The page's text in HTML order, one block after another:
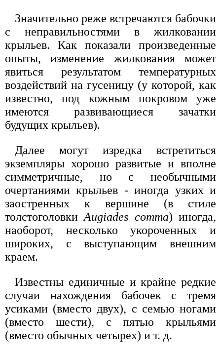
Значительно реже встречаются бабочки
с неправильностями в жилковании
крыльев. Как показали произведенные
опыты, изменение жилкования может
явиться результатом температурных
воздействий на гусеницу (у которой, как
известно, под кожным покровом уже
имеются развивающиеся зачатки
будущих крыльев).
Далее могут изредка встретиться
экземпляры хорошо развитые и вполне
симметричные, но с необычными
очертаниями крыльев - иногда узких и
заостренных к вершине (в стиле
толстоголовкиAugiades comma) иногда,
наоборот, несколько укороченных и
широких, с выступающим внешним
краем.
Известны единичные и крайне редкие
случаи нахождения бабочек с тремя
усиками (вместо двух), с семью ногами
(вместо шести), с пятью крыльями
(вместо обычных четырех) и т. д.